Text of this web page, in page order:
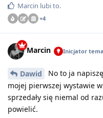
Marcin lubi to.
+4
Marcin Inicjator
Dawid
No to ja
mojej pierwszej wystawie
sprzedały się niemal od
powielić.